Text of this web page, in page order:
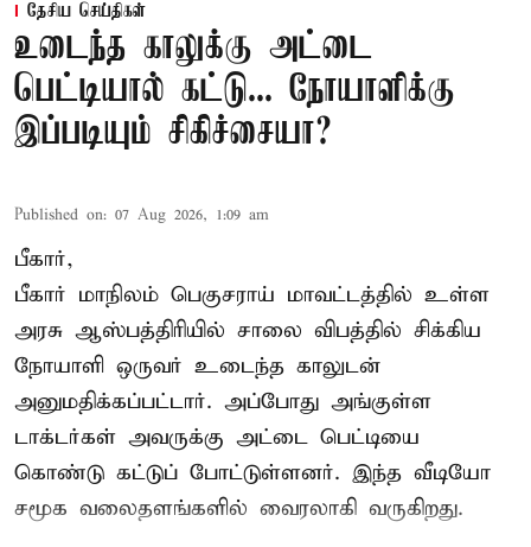
தேசிய செய்திகள்
உடைந்த காலுக்கு அட்டை
பெட்டியால் கட்டு... நோயாளிக்கு
இப்படியும் சிகிச்சையா?
Published on: 07 Aug 2026, 1:09 am
பீகார்,
பீகார் மாநிலம் பெகுசராய் மாவட்டத்தில் உள்ள
அரசு ஆஸ்பத்திரியில் சாலை விபத்தில் சிக்கிய
நோயாளி ஒருவர் உடைந்த காலுடன்
அனுமதிக்கப்பட்டார். அப்போது அங்குள்ள
டாக்டர்கள் அவருக்கு அட்டை பெட்டியை
கொண்டு கட்டுப் போட்டுள்ளனர். இந்த வீடியோ
சமூக வலைதளங்களில் வைரலாகி வருகிறது.